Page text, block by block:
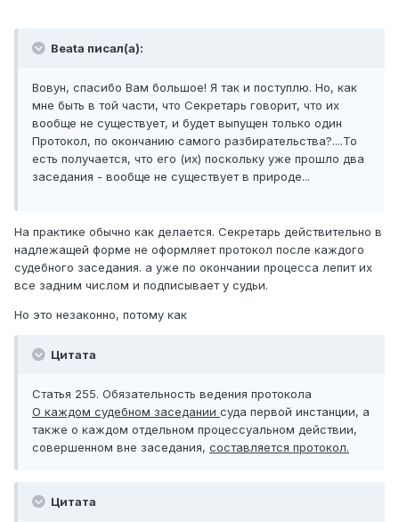
Beata писал(а):
Вовун, спасибо Вам большое! Я так и поступлю. Но, как
мне быть в той части, что Секретарь говорит, что их
вообще не существует, и будет выпущен только один
Протокол, по окончанию самого разбирательства?....То
есть получается, что его (их) поскольку уже прошло два
заседания - вообще не существует в природе...
На практике обычно как делается. Секретарь действительно в
надлежащей форме не оформляет протокол после каждого
судебного заседания. а уже по окончании процесса лепит их
все задним числом и подписывает у судьи.
Но это незаконно, потому как
Цитата
Статья 255. Обязательность ведения протокола
О каждом судебном заседании суда первой инстанции, а
также о каждом отдельном процессуальном действии,
совершенном вне заседания, составляется протокол.
Цитата